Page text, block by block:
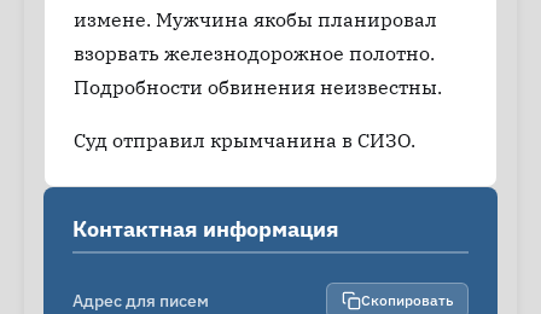
измене. Мужчина якобы планировал
взорвать железнодорожное полотно.
Подробности обвинения неизвестны.
Суд отправил крымчанина в СИЗО.
Контактная информация
Адрес для писем Скопировать